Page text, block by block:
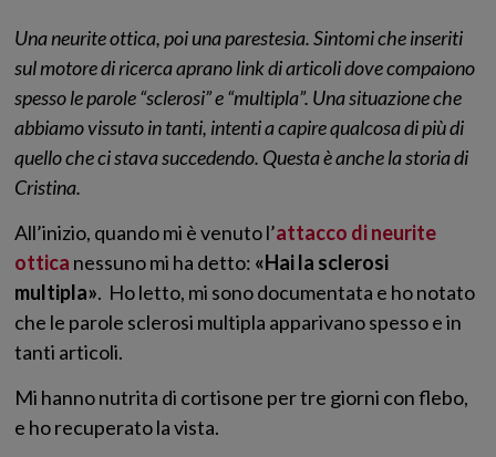
Una neurite ottica, poi una parestesia. Sintomi che inseriti
sul motore di ricerca aprano link di articoli dove compaiono
spesso le parole “sclerosi” e “multipla”. Una situazione che
abbiamo vissuto in tanti, intenti a capire qualcosa di più di
quello che ci stava succedendo. Questa è anche la storia di
Cristina.
All’inizio, quando mi è venuto l’attacco di neurite
ottica nessuno mi ha detto: «Hai la sclerosi
multipla». Ho letto, mi sono documentata e ho notato
che le parole sclerosi multipla apparivano spesso e in
tanti articoli.
Mi hanno nutrita di cortisone per tre giorni con flebo,
e ho recuperato la vista.